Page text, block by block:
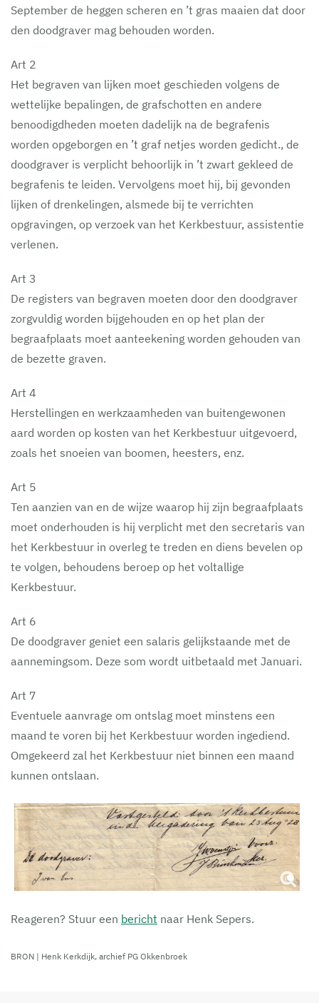
September de heggen scheren en ’t gras maaien dat door
den doodgraver mag behouden worden.
Art 2
Het begraven van lijken moet geschieden volgens de
wettelijke bepalingen, de grafschotten en andere
benoodigdheden moeten dadelijk na de begrafenis
worden opgeborgen en ’t graf netjes worden gedicht., de
doodgraver is verplicht behoorlijk in ’t zwart gekleed de
begrafenis te leiden. Vervolgens moet hij, bij gevonden
lijken of drenkelingen, alsmede bij te verrichten
opgravingen, op verzoek van het Kerkbestuur, assistentie
verlenen.
Art 3
De registers van begraven moeten door den doodgraver
zorgvuldig worden bijgehouden en op het plan der
begraafplaats moet aanteekening worden gehouden van
de bezette graven.
Art 4
Herstellingen en werkzaamheden van buitengewonen
aard worden op kosten van het Kerkbestuur uitgevoerd,
zoals het snoeien van boomen, heesters, enz.
Art 5
Ten aanzien van en de wijze waarop hij zijn begraafplaats
moet onderhouden is hij verplicht met den secretaris van
het Kerkbestuur in overleg te treden en diens bevelen op
te volgen, behoudens beroep op het voltallige
Kerkbestuur.
Art 6
De doodgraver geniet een salaris gelijkstaande met de
aannemingsom. Deze som wordt uitbetaald met Januari.
Art 7
Eventuele aanvrage om ontslag moet minstens een
maand te voren bij het Kerkbestuur worden ingediend.
Omgekeerd zal het Kerkbestuur niet binnen een maand
kunnen ontslaan.
Reageren? Stuur een bericht naar Henk Sepers.
BRON | Henk Kerkdijk, archief PG Okkenbroek